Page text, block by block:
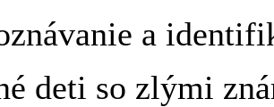
a
deti so zlými